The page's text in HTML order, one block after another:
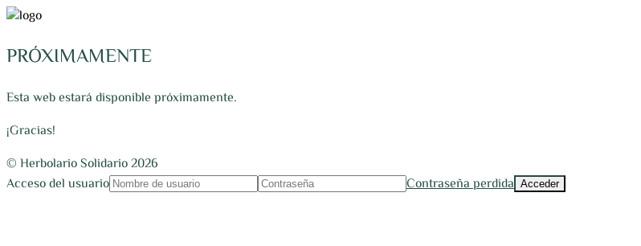
PRÓXIMAMENTE
Esta web estará disponible próximamente.
¡Gracias!
© Herbolario Solidario 2026
Acceso del usuario
Contraseña perdida